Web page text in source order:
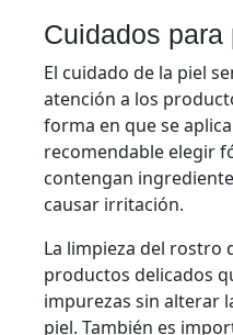
Cuidados
El cuidado de la piel
atención a los
forma en que se
recomendable elegir
contengan
causar irritación.
La limpieza del rostro
productos delicados
impurezas sin alterar
piel. También es